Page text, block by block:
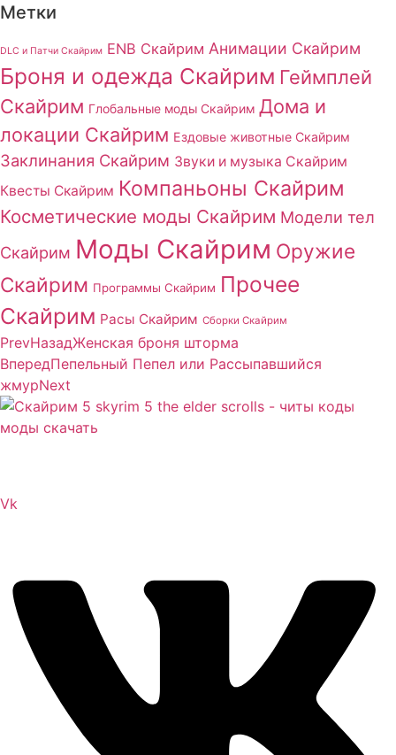
Метки
DLC и Патчи Скайрим ENB Скайрим Анимации Скайрим
Броня и одежда Скайрим Геймплей
Скайрим Глобальные моды Скайрим Дома и
локации Скайрим Ездовые животные Скайрим
Заклинания Скайрим Звуки и музыка Скайрим
Квесты Скайрим Компаньоны Скайрим
Косметические моды Скайрим Модели тел
Скайрим Моды Скайрим Оружие
Скайрим Программы Скайрим Прочее
Скайрим Расы Скайрим Сборки Скайрим
PrevНазадЖенская броня шторма
ВпередПепельный Пепел или Рассыпавшийся
жмурNext
Vk